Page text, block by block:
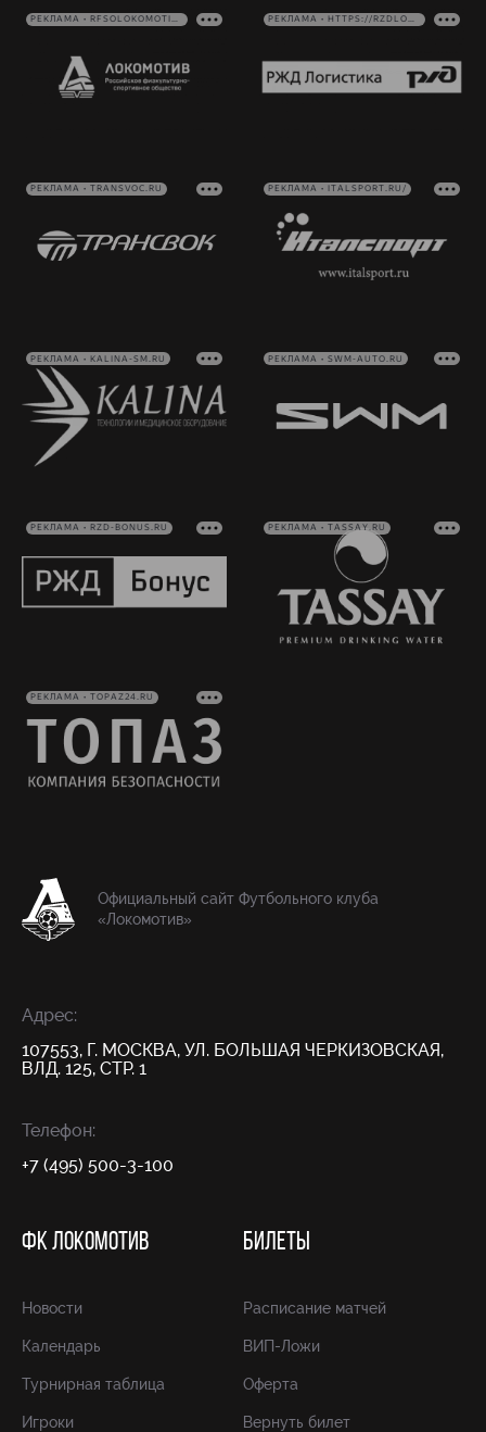
РЕКЛАМА • RFSOLOKOMOTIV.RU РЕКЛАМА • HTTPS://RZDLOG.RU/
РЕКЛАМА • TRANSVOC.RU РЕКЛАМА • ITALSPORT.RU/
РЕКЛАМА • KALINA-SM.RU РЕКЛАМА • SWM-AUTO.RU
РЕКЛАМА • RZD-BONUS.RU РЕКЛАМА • TASSAY.RU
РЕКЛАМА • TOPAZ24.RU
Официальный сайт Футбольного клуба
«Локомотив»
Адрес:
107553, Г. МОСКВА, УЛ. БОЛЬШАЯ ЧЕРКИЗОВСКАЯ,
ВЛД. 125, СТР. 1
Телефон:
+7 (495) 500-3-100
ФК ЛОКОМОТИВ
Новости
Календарь
Турнирная таблица
Игроки
БИЛЕТЫ
Расписание матчей
ВИП-Ложи
Оферта
Вернуть билет